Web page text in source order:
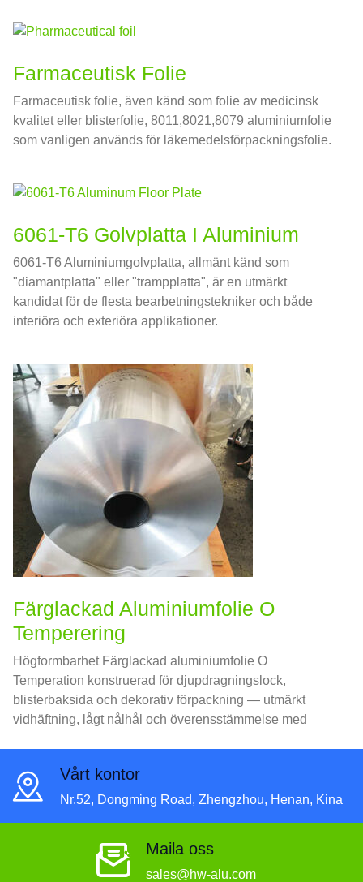
Farmaceutisk Folie
Farmaceutisk folie, även känd som folie av medicinsk
kvalitet eller blisterfolie, 8011,8021,8079 aluminiumfolie
som vanligen används för läkemedelsförpackningsfolie.
6061-T6 Golvplatta I Aluminium
6061-T6 Aluminiumgolvplatta, allmänt känd som
"diamantplatta" eller "trampplatta", är en utmärkt
kandidat för de flesta bearbetningstekniker och både
interiöra och exteriöra applikationer.
Färglackad Aluminiumfolie O
Temperering
Högformbarhet Färglackad aluminiumfolie O
Temperation konstruerad för djupdragningslock,
blisterbaksida och dekorativ förpackning — utmärkt
vidhäftning, lågt nålhål och överensstämmelse med
Vårt kontor
Nr.52, Dongming Road, Zhengzhou, Henan, Kina
Maila oss
sales@hw-alu.com